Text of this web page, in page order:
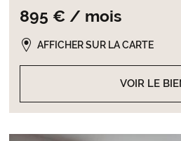
895 € / mois
VOIR LE
AFFICHER SUR LA CARTE